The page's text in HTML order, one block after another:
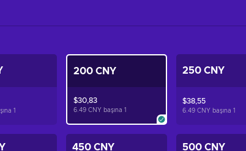
1
200 CNY
$30,83
6.49 CNY başına1
250 CNY
$38,55
6.49 CNY başına1
450 CNY 500 CNY